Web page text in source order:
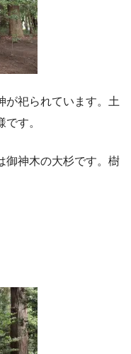
が祀られています。土
す。
御神木の大杉です。樹